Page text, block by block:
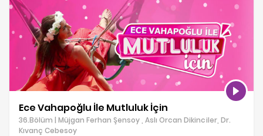
Ece Vahapoğlu İle Mutluluk İçin
36.Bölüm | Müjgan Ferhan Şensoy , Aslı Orcan Dikinciler, Dr.
Kıvanç Cebesoy